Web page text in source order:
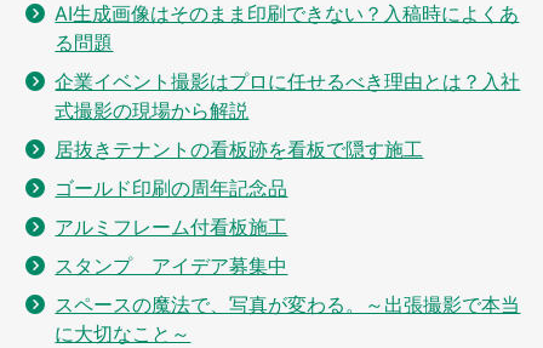
AI生成画像はそのまま印刷できない？入稿時によくあ
る問題
企業イベント撮影はプロに任せるべき理由とは？入社
式撮影の現場から解説
居抜きテナントの看板跡を看板で隠す施工
ゴールド印刷の周年記念品
アルミフレーム付看板施工
スタンプ アイデア募集中
スペースの魔法で、写真が変わる。～出張撮影で本当
に大切なこと～